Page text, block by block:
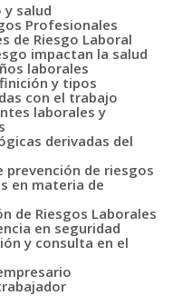
salud
Profesionales
de Riesgo Laboral
impactan la salud
laborales
y tipos
con el trabajo
laborales y
derivadas del
prevención de riesgos
en materia de
de Riesgos Laborales
en seguridad
y consulta en el